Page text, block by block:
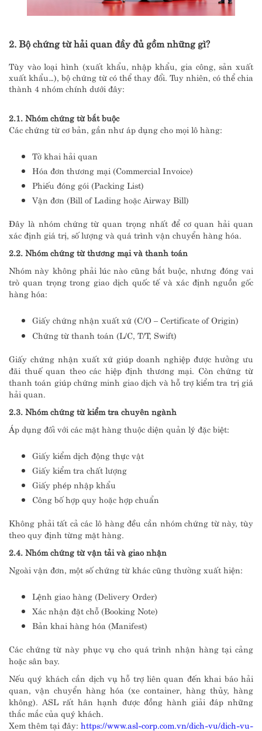
2. Bộ chứng từ hải quan đầy đủ gồm những gì?
Tùy vào loại hình (xuất khẩu, nhập khẩu, gia công, sản xuất
xuất khẩu…), bộ chứng từ có thể thay đổi. Tuy nhiên, có thể chia
thành 4 nhóm chính dưới đây:
2.1. Nhóm chứng từ bắt buộc
Các chứng từ cơ bản, gần như áp dụng cho mọi lô hàng:
Tờ khai hải quan
Hóa đơn thương mại (Commercial Invoice)
Phiếu đóng gói (Packing List)
Vận đơn (Bill of Lading hoặc Airway Bill)
Đây là nhóm chứng từ quan trọng nhất để cơ quan hải quan
xác định giá trị, số lượng và quá trình vận chuyển hàng hóa.
2.2. Nhóm chứng từ thương mại và thanh toán
Nhóm này không phải lúc nào cũng bắt buộc, nhưng đóng vai
trò quan trọng trong giao dịch quốc tế và xác định nguồn gốc
hàng hóa:
Giấy chứng nhận xuất xứ (C/O – Certificate of Origin)
Chứng từ thanh toán (L/C, T/T, Swift)
Giấy chứng nhận xuất xứ giúp doanh nghiệp được hưởng ưu
đãi thuế quan theo các hiệp định thương mại. Còn chứng từ
thanh toán giúp chứng minh giao dịch và hỗ trợ kiểm tra trị giá
hải quan.
2.3. Nhóm chứng từ kiểm tra chuyên ngành
Áp dụng đối với các mặt hàng thuộc diện quản lý đặc biệt:
Giấy kiểm dịch động thực vật
Giấy kiểm tra chất lượng
Giấy phép nhập khẩu
Công bố hợp quy hoặc hợp chuẩn
Không phải tất cả các lô hàng đều cần nhóm chứng từ này, tùy
theo quy định từng mặt hàng.
2.4. Nhóm chứng từ vận tải và giao nhận
Ngoài vận đơn, một số chứng từ khác cũng thường xuất hiện:
Lệnh giao hàng (Delivery Order)
Xác nhận đặt chỗ (Booking Note)
Bản khai hàng hóa (Manifest)
Các chứng từ này phục vụ cho quá trình nhận hàng tại cảng
hoặc sân bay.
Nếu quý khách cần dịch vụ hỗ trợ liên quan đến khai báo hải
quan, vận chuyển hàng hóa (xe container, hàng thủy, hàng
không). ASL rất hân hạnh được đồng hành giải đáp những
thắc mắc của quý khách.
Xem thêm tại đây: https://www.asl-corp.com.vn/dich-vu/dich-vu-